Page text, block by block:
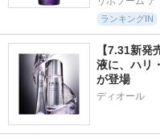
ランキングIN
【7.31新
液に、ハリ
が登場
ディオール